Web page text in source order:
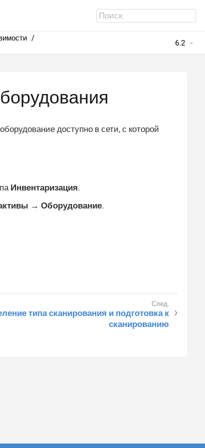
6.2
доступно в сети, с которой
Инвентаризация.
→ Оборудование.
типа сканирования и подготовка к
сканированию